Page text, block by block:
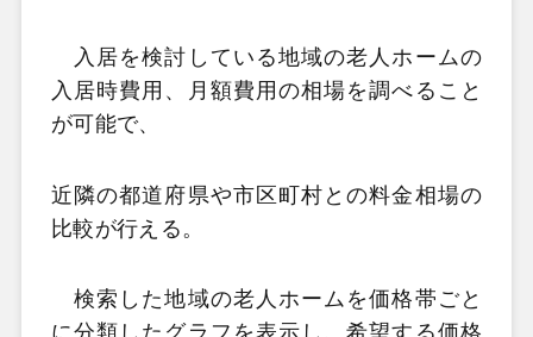
入居を検討している地域の老人ホームの
入居時費用、月額費用の相場を調べること
が可能で、
近隣の都道府県や市区町村との料金相場の
比較が行える。
検索した地域の老人ホームを価格帯ごと